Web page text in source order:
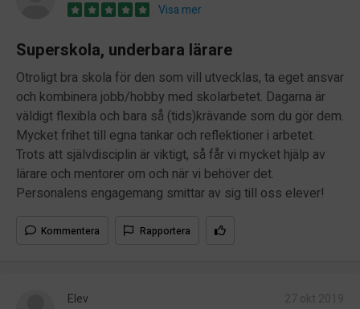
Visa mer
Superskola, underbara lärare
Otroligt bra skola för den som vill utvecklas, ta eget ansvar
och kombinera jobb/hobby med skolarbetet. Dagarna är
väldigt flexibla och bara så (tids)krävande som du gör dem.
Mycket frihet till egna tankar och reflektioner i arbetet.
Trots att självdisciplin är viktigt, så får vi mycket hjälp av
lärare och mentorer om och när vi behöver det.
Personalens engagemang smittar av sig till oss elever!
Kommentera Rapportera
Elev